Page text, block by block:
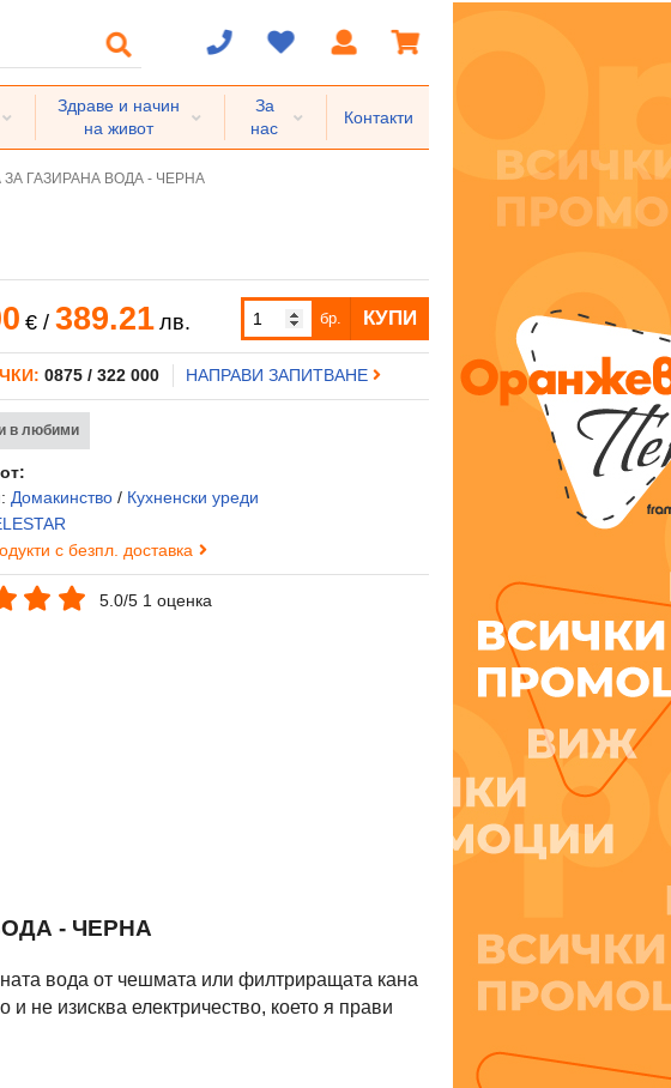
Здраве и начин
на живот
За
нас
Контакти
ГАЗИРАНА ВОДА - ЧЕРНА
€/ 389.21 лв. бр. КУПИ
0875 / 322 000 НАПРАВИ ЗАПИТВАНЕ
в любими
Домакинство / Кухненски уреди
с безпл. доставка
5.0/5 1 оценка
- ЧЕРНА
вода от чешмата или филтриращата кана
не изисква електричество, което я прави